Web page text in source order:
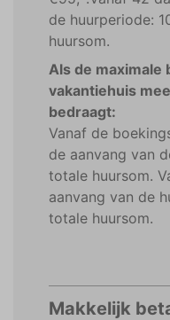
de huurperiode:
huursom.
Als de maximale
vakantiehuis
bedraagt:
Vanaf de
de aanvang van
totale huursom.
aanvang van de
totale huursom.
Makkelijk